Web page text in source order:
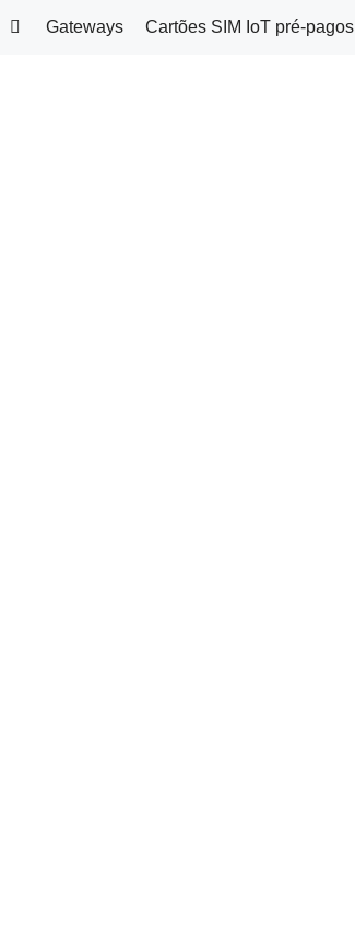
Gateways Cartões SIM IoT pré-pagos